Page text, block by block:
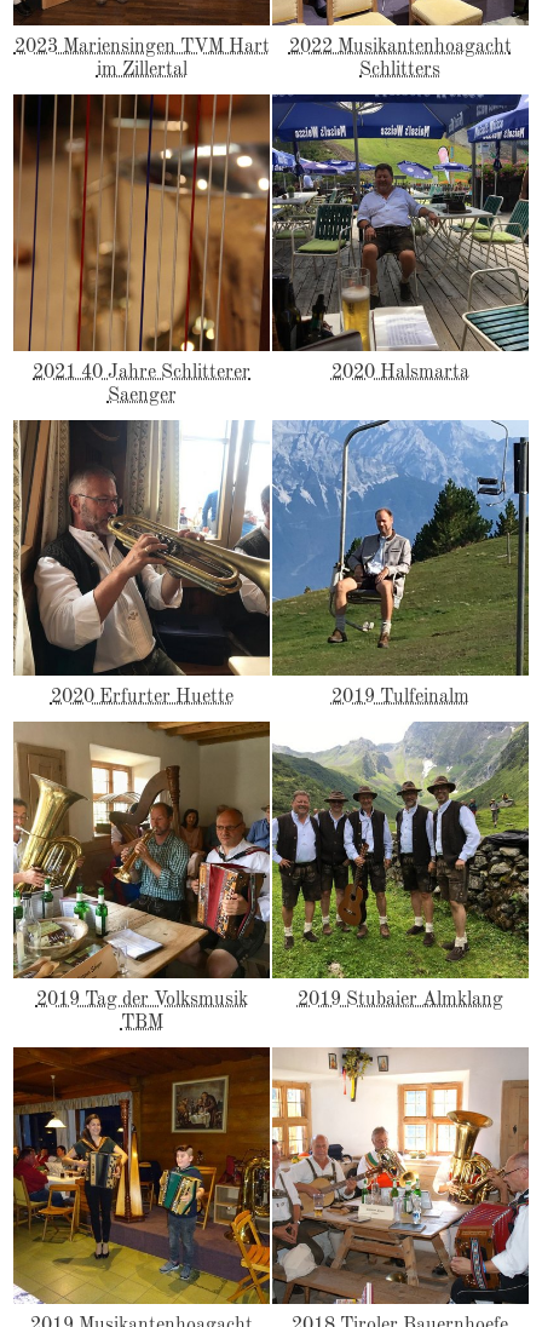
2023 Mariensingen TVM Hart
im Zillertal
2022 Musikantenhoagacht
Schlitters
2021 40 Jahre Schlitterer
Saenger
2020 Halsmarta
2020 Erfurter Huette 2019 Tulfeinalm
2019 Tag der Volksmusik
TBM
2019 Stubaier Almklang